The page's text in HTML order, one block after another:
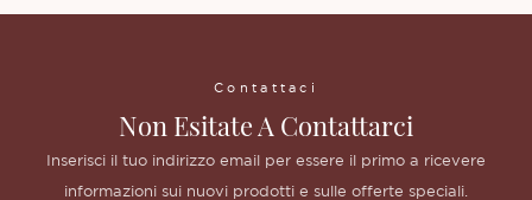
Contattaci
Non Esitate A Contattarci
Inserisci il tuo indirizzo email per essere il primo a ricevere
informazioni sui nuovi prodotti e sulle offerte speciali.